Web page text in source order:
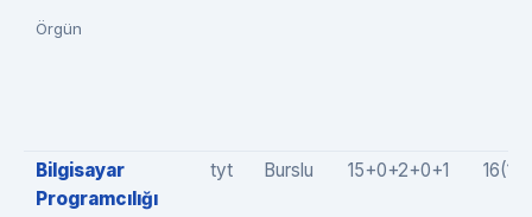
Örgün
Bilgisayar
Programcılığı
tyt Burslu 15+0+2+0+1